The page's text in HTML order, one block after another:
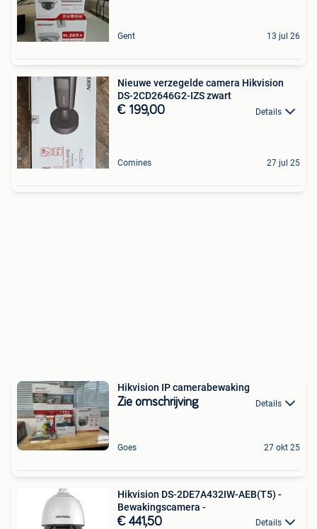
Gent 13 jul 26
Nieuwe verzegelde camera Hikvision
DS-2CD2646G2-IZS zwart
€ 199,00 Details
Comines 27 jul 25
Hikvision IP camerabewaking
Zie omschrijving Details
Goes 27 okt 25
Hikvision DS-2DE7A432IW-AEB(T5) -
Bewakingscamera -
€ 441,50 Details